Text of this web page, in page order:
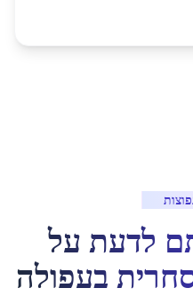
לדעת על
בעפולה